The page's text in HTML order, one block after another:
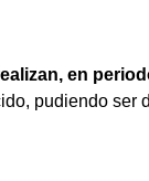
en
pudiendo ser